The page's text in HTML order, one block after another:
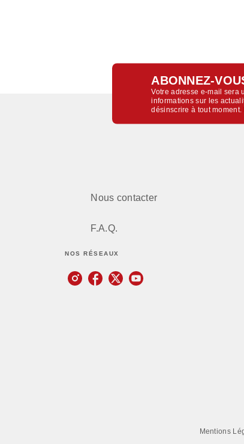
ABONNEZ-
Votre adresse e-mail sera
informations sur les
désinscrire à tout
Nous contacter
F.A.Q.
NOS RÉSEAUX
Mentions